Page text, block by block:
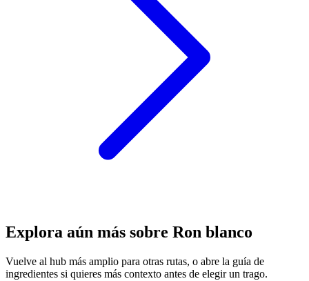
Explora aún más sobre Ron blanco
Vuelve al hub más amplio para otras rutas, o abre la guía de
ingredientes si quieres más contexto antes de elegir un trago.